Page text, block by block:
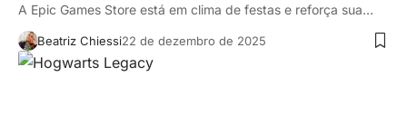
A Epic Games Store está em clima de festas e reforça sua…
Beatriz Chiessi22 de dezembro de 2025